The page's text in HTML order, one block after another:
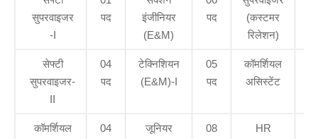
सुपरवाइजर
-I
पद
इंजीनियर
(E&M)
पद
(कस्टमर
रिलेशन)
सेफ्टी
सुपरवाइजर-
II
04
पद
टेक्निशियन
(E&M)-I
05
पद
कॉमर्शियल
असिस्टेंट
कॉमर्शियल
04
जूनियर
08
HR